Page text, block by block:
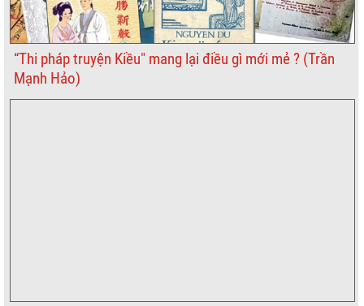
“Thi pháp truyện Kiều" mang lại điều gì mới mẻ ? (Trần
Mạnh Hảo)